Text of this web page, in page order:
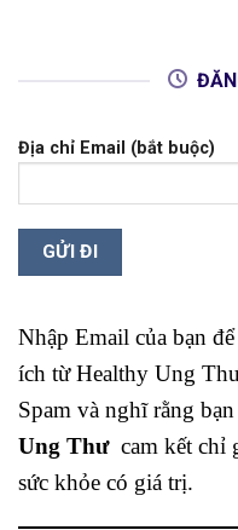
Địa chỉ Email (bắt buộc)
Nhập Email của bạn
ích từ Healthy Ung
Spam và nghĩ rằng
Ung Thư cam kết chỉ
sức khỏe có giá trị.